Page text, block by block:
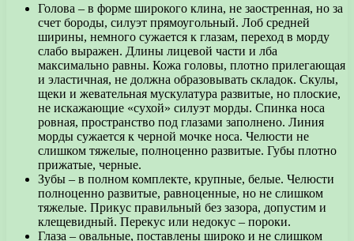
Голова – в форме широкого клина, не заостренная, но за
счет бороды, силуэт прямоугольный. Лоб средней
ширины, немного сужается к глазам, переход в морду
слабо выражен. Длины лицевой части и лба
максимально равны. Кожа головы, плотно прилегающая
и эластичная, не должна образовывать складок. Скулы,
щеки и жевательная мускулатура развитые, но плоские,
не искажающие «сухой» силуэт морды. Спинка носа
ровная, пространство под глазами заполнено. Линия
морды сужается к черной мочке носа. Челюсти не
слишком тяжелые, полноценно развитые. Губы плотно
прижатые, черные.
Зубы – в полном комплекте, крупные, белые. Челюсти
полноценно развитые, равноценные, но не слишком
тяжелые. Прикус правильный без зазора, допустим и
клещевидный. Перекус или недокус – пороки.
Глаза – овальные, поставлены широко и не слишком